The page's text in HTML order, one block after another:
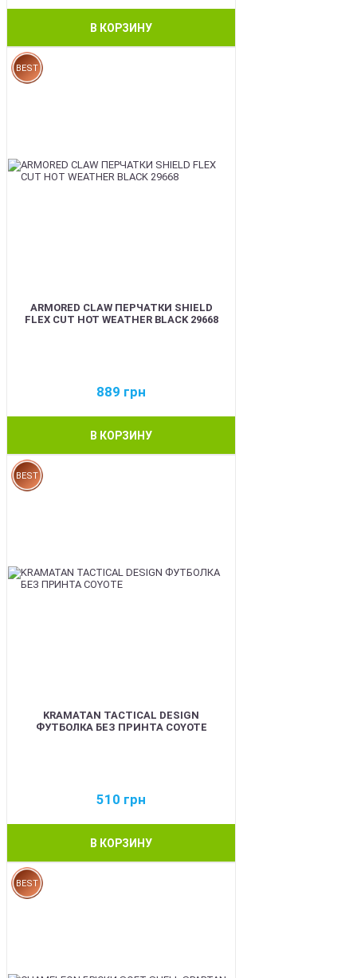
В КОРЗИНУ
BEST
ARMORED CLAW ПЕРЧАТКИ SHIELD
FLEX CUT HOT WEATHER BLACK 29668
889 грн
В КОРЗИНУ
BEST
KRAMATAN TACTICAL DESIGN
ФУТБОЛКА БЕЗ ПРИНТА COYOTE
510 грн
В КОРЗИНУ
BEST